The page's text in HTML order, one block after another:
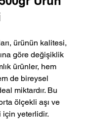
ürünün kalitesi,
göre değişiklik
ürünler, hem
de bireysel
miktardır. Bu
ölçekli aşı ve
için yeterlidir.